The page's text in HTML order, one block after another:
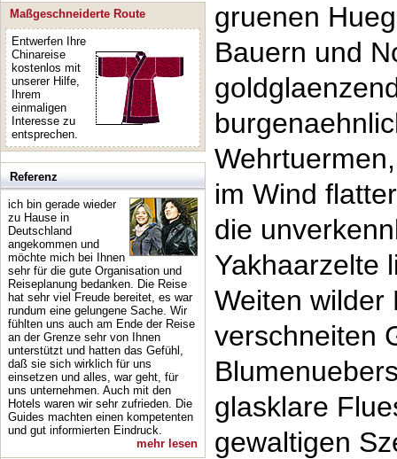
Maßgeschneiderte Route
Entwerfen Ihre
Chinareise
kostenlos mit
unserer Hilfe,
Ihrem
einmaligen
Interesse zu
entsprechen.
Referenz
ich bin gerade wieder
zu Hause in
Deutschland
angekommen und
möchte mich bei Ihnen
sehr für die gute Organisation und
Reiseplanung bedanken. Die Reise
hat sehr viel Freude bereitet, es war
rundum eine gelungene Sache. Wir
fühlten uns auch am Ende der Reise
an der Grenze sehr von Ihnen
unterstützt und hatten das Gefühl,
daß sie sich wirklich für uns
einsetzen und alles, war geht, für
uns unternehmen. Auch mit den
Hotels waren wir sehr zufrieden. Die
Guides machten einen kompetenten
und gut informierten Eindruck.
mehr lesen
gruenen
Bauern und
im Wind
die
Yakhaarzelte
Weiten wilder
verschneiten
glasklare
gewaltigen